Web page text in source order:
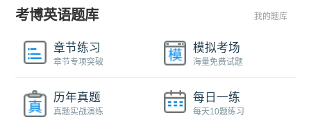
考博英语题库 我的题库
章节练习
章节专项突破
模拟考场
海量免费试题
历年真题
真题实战演练
每日一练
每天10题练习